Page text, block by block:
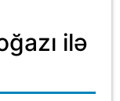
ilə